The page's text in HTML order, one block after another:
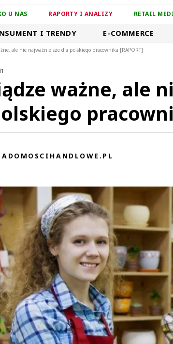
U NAS RAPORTY I ANALIZY RETAIL
I TRENDY E-COMMERCE
ale nie najważniejsze dla polskiego pracownika [RAPORT]
ważne, ale